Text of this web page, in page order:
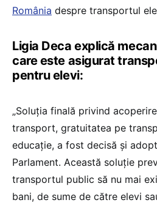
România despre transportul
Ligia Deca explică
care este asigurat
pentru elevi:
„Soluția finală privind
transport, gratuitatea pe
educație, a fost decisă și
Parlament. Această soluție
transportul public să nu mai
bani, de sume de către elevi